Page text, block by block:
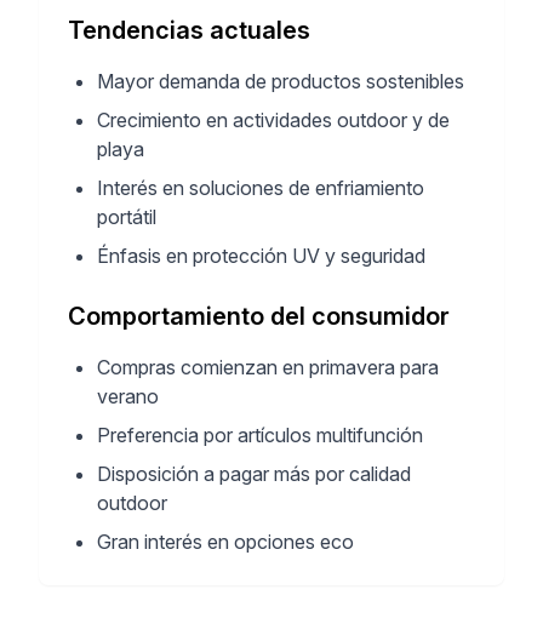
Tendencias actuales
Mayor demanda de productos sostenibles
Crecimiento en actividades outdoor y de
playa
Interés en soluciones de enfriamiento
portátil
Énfasis en protección UV y seguridad
Comportamiento del consumidor
Compras comienzan en primavera para
verano
Preferencia por artículos multifunción
Disposición a pagar más por calidad
outdoor
Gran interés en opciones eco